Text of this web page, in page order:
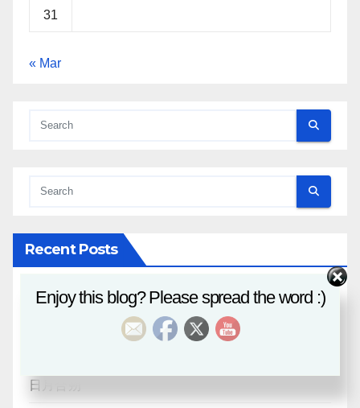
31
« Mar
Recent Posts
八字課程
日月合朔
Enjoy this blog? Please spread the word :)